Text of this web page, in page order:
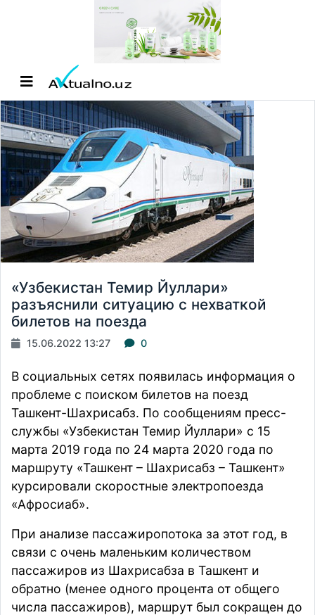
«Узбекистан Темир Йуллари»
разъяснили ситуацию с нехваткой
билетов на поезда
15.06.2022 13:27 0
В социальных сетях появилась информация о
проблеме с поиском билетов на поезд
Ташкент-Шахрисабз. По сообщениям пресс-
службы «Узбекистан Темир Йуллари» с 15
марта 2019 года по 24 марта 2020 года по
маршруту «Ташкент – Шахрисабз – Ташкент»
курсировали скоростные электропоезда
«Афросиаб».
При анализе пассажиропотока за этот год, в
связи с очень маленьким количеством
пассажиров из Шахрисабза в Ташкент и
обратно (менее одного процента от общего
числа пассажиров), маршрут был сокращен до